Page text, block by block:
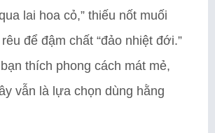
lai hoa cỏ,” thiếu nốt muối
để đậm chất “đảo nhiệt đới.”
thích phong cách mát mẻ,
vẫn là lựa chọn dùng hằng